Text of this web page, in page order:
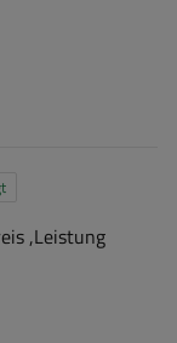
,Leistung